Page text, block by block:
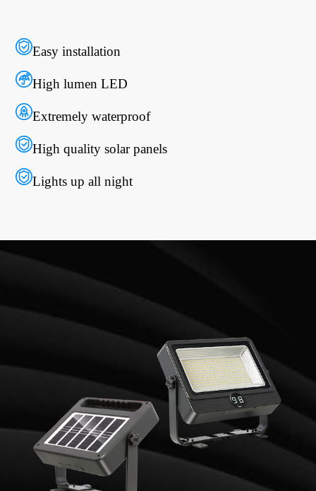
Easy installation
High lumen LED
Extremely waterproof
High quality solar panels
Lights up all night